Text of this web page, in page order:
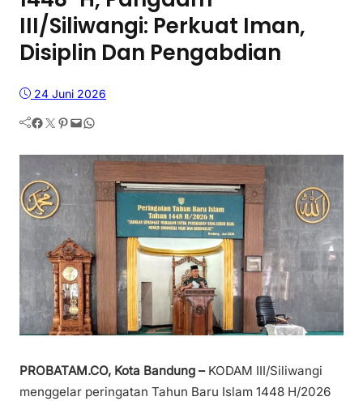
III/Siliwangi: Perkuat Iman,
Disiplin Dan Pengabdian
24 Juni 2026
Facebook Twitter Pinterest Mail WhatsApp
PROBATAM.CO, Kota Bandung – KODAM III/Siliwangi
menggelar peringatan Tahun Baru Islam 1448 H/2026